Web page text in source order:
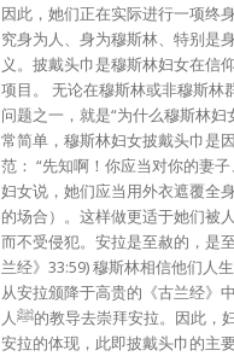
因此，她们正在实际进行一项终
究身为人、身为穆斯林、特别是
义。披戴头巾是穆斯林妇女在信
项目。 无论在穆斯林或非穆斯林
问题之一，就是“为什么穆斯林妇
常简单，穆斯林妇女披戴头巾是
范： “先知啊！你应当对你的妻
妇女说，她们应当用外衣遮覆全
的场合）。这样做更适于她们被
而不受侵犯。安拉是至赦的，是
兰经》33:59) 穆斯林相信他们人
从安拉颁降于高贵的《古兰经》
人ﷺ的教导去崇拜安拉。因此，妇女披戴头巾正是服从
安拉的体现，此即披戴头巾的主